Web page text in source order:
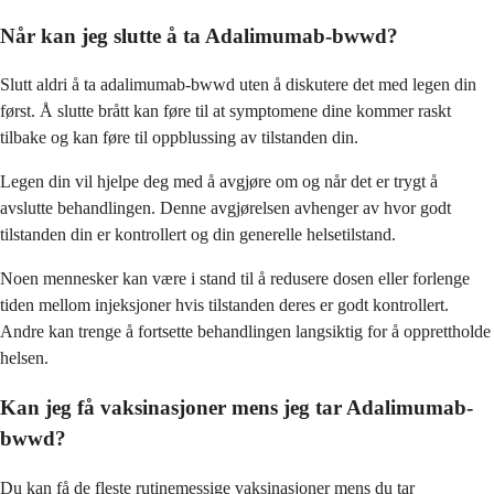
Når kan jeg slutte å ta Adalimumab-bwwd?
Slutt aldri å ta adalimumab-bwwd uten å diskutere det med legen din
først. Å slutte brått kan føre til at symptomene dine kommer raskt
tilbake og kan føre til oppblussing av tilstanden din.
Legen din vil hjelpe deg med å avgjøre om og når det er trygt å
avslutte behandlingen. Denne avgjørelsen avhenger av hvor godt
tilstanden din er kontrollert og din generelle helsetilstand.
Noen mennesker kan være i stand til å redusere dosen eller forlenge
tiden mellom injeksjoner hvis tilstanden deres er godt kontrollert.
Andre kan trenge å fortsette behandlingen langsiktig for å opprettholde
helsen.
Kan jeg få vaksinasjoner mens jeg tar Adalimumab-
bwwd?
Du kan få de fleste rutinemessige vaksinasjoner mens du tar